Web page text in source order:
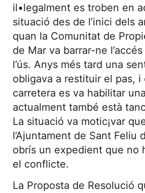
il•legalment es troben en
situació des de l’inici dels
quan la Comunitat de
de Mar va barrar-ne
l’ús. Anys més tard una
obligava a restituir el pas, i
carretera es va habilitar
actualment també està
La situació va motic¡var
l’Ajuntament de Sant Feliu
obrís un expedient que no
el conflicte.
La Proposta de Resolució